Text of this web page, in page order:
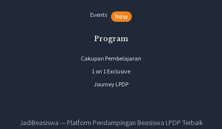
Events New
Program
Cakupan Pembelajaran
1 on 1 Exclusive
Journey LPDP
JadiBeasiswa — Platform Pendampingan Beasiswa LPDP Terbaik